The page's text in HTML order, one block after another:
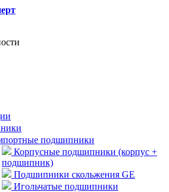
подшипники
Корпусные подшипники (корпус +
подшипник)
Подшипники скольжения GE
Игольчатые подшипники